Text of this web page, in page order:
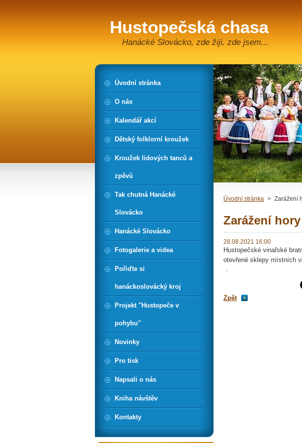
Hustopečská chasa
Hanácké Slovácko, zde žiji, zde jsem...
Úvodní stránka > Zarážení
Zarážení hory
28.08.2021 16:00
Hustopečské vinařské
otevřené sklepy místních
Zpět
Úvodní stránka
O nás
Kalendář akcí
Dětský folklorní kroužek
Kroužek lidových tanců a
zpěvů
Tak chutná Hanácké
Slovácko
Hanácké Slovácko
Fotogalerie a videa
Pořiďte si
hanáckoslovácký kroj
Projekt "Hustopeče v
pohybu"
Novinky
Pro tisk
Napsali o nás
Kniha návštěv
Kontakty